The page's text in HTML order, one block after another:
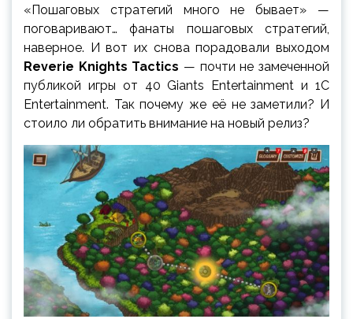
«Пошаговых стратегий много не бывает» —
поговаривают… фанаты пошаговых стратегий,
наверное. И вот их снова порадовали выходом
Reverie Knights Tactics — почти не замеченной
публикой игры от 40 Giants Entertainment и 1C
Entertainment. Так почему же её не заметили? И
стоило ли обратить внимание на новый релиз?